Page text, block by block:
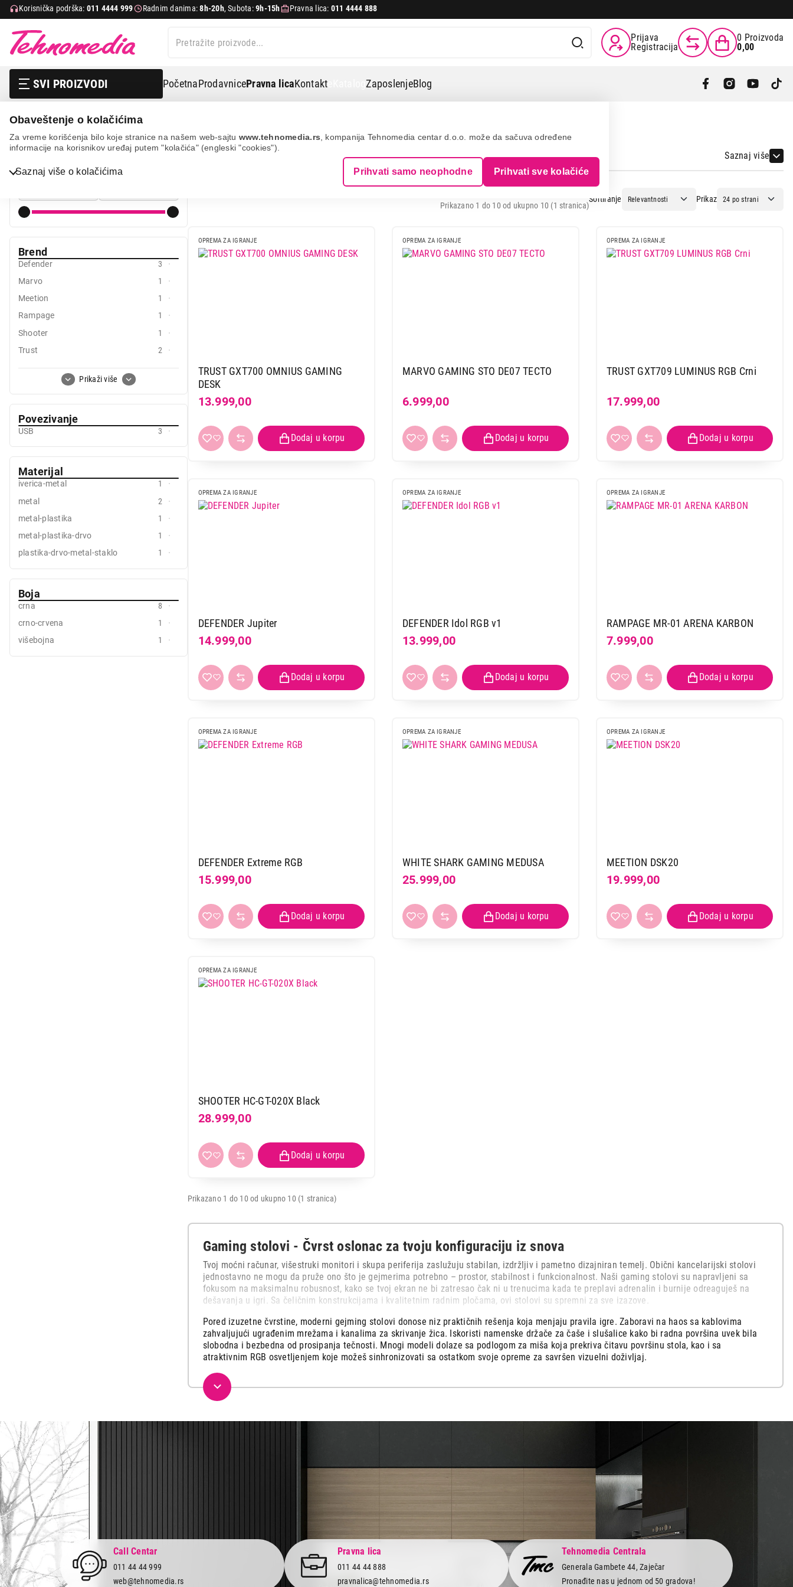
Obaveštenje o kolačićima
Za vreme korišćenja bilo koje stranice na našem web-sajtu www.tehnomedia.rs , kompanija Tehnomedia centar d.o.o. može da sačuva određene
informacije na korisnikov uređaj putem "kolačića" (engleski "cookies").
Saznaj više o kolačićima Prihvati samo neophodne Prihvati sve kolačiće
Korisnička podrška: 011 4444 999 Radnim danima:8h-20h, Subota:9h-15h Pravna lica: 011 4444 888
Prijava
Registracija
0 Proizvoda
0,00
SVI PROIZVODI PočetnaProdavnicePravna licaKontakt eKatalogZaposlenjeBlog
Bela tehnika
IT & Gaming
Mali kućni aparati
Mali kuhinjski aparati
Grejanje i hlađenje
Nega tela, lepota i zdravlje
Sport i putovanje
Sve za kuću i baštu
Vesa
It & gaming Oprema za igranje
Cena od Cena do
Brend
Prikaži više
Defender
3
Marvo
1
Meetion
1
Rampage
1
Shooter
1
Trust
2
White shark
1
Povezivanje
USB 3
Materijal
iverica-metal
1
metal
2
metal-plastika
1
metal-plastika-drvo
1
plastika-drvo-metal-staklo
1
Boja
crna
8
crno-crvena
1
višebojna
1
GAMING STOLOVI Saznaj više
Sortiranje Prikaz
Prikazano 1 do 10 od ukupno 10 (1 stranica)
OPREMA ZA IGRANJE
TRUST GXT700 OMNIUS GAMING
DESK
13.999,00
OPREMA ZA IGRANJE
MARVO GAMING STO DE07 TECTO
6.999,00
OPREMA ZA IGRANJE
TRUST GXT709 LUMINUS RGB Crni
17.999,00
OPREMA ZA IGRANJE
DEFENDER Jupiter
14.999,00
OPREMA ZA IGRANJE
DEFENDER Idol RGB v1
13.999,00
OPREMA ZA IGRANJE
RAMPAGE MR-01 ARENA KARBON
7.999,00
OPREMA ZA IGRANJE
DEFENDER Extreme RGB
15.999,00
OPREMA ZA IGRANJE
WHITE SHARK GAMING MEDUSA
25.999,00
OPREMA ZA IGRANJE
MEETION DSK20
19.999,00
OPREMA ZA IGRANJE
SHOOTER HC-GT-020X Black
28.999,00
Prikazano 1 do 10 od ukupno 10 (1 stranica)
Gaming stolovi - Čvrst oslonac za tvoju konfiguraciju iz snova
Tvoj moćni računar, višestruki monitori i skupa periferija zaslužuju stabilan, izdržljiv i pametno dizajniran temelj. Obični kancelarijski stolovi
jednostavno ne mogu da pruže ono što je gejmerima potrebno – prostor, stabilnost i funkcionalnost. Naši gaming stolovi su napravljeni sa
fokusom na maksimalnu robusnost, kako se tvoj ekran ne bi zatresao čak ni u trenucima kada te preplavi adrenalin i burnije odreaguješ na
dešavanja u igri. Sa čeličnim konstrukcijama i kvalitetnim radnim pločama, ovi stolovi su spremni za sve izazove.
Pored izuzetne čvrstine, moderni gejming stolovi donose niz praktičnih rešenja koja menjaju pravila igre. Zaboravi na haos sa kablovima
zahvaljujući ugrađenim mrežama i kanalima za skrivanje žica. Iskoristi namenske držače za čaše i slušalice kako bi radna površina uvek bila
slobodna i bezbedna od prosipanja tečnosti. Mnogi modeli dolaze sa podlogom za miša koja prekriva čitavu površinu stola, kao i sa
atraktivnim RGB osvetljenjem koje možeš sinhronizovati sa ostatkom svoje opreme za savršen vizuelni doživljaj.
13.999,00
TRUST GXT700 OMNIUS GAMING DESK
Ukupno u korpi:
Call Centar
011 44 44 999
web@tehnomedia.rs
Pravna lica
011 44 44 888
pravnalica@tehnomedia.rs
Tehnomedia Centrala
Generala Gambete 44, Zaječar
Pronađite nas u jednom od 50 gradova!